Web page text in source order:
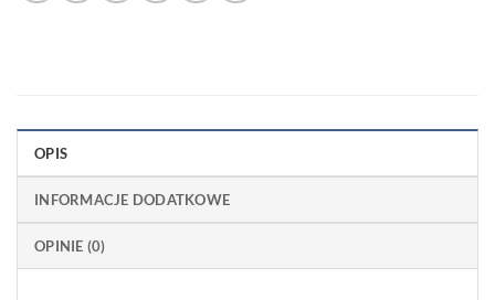
OPIS
INFORMACJE DODATKOWE
OPINIE (0)